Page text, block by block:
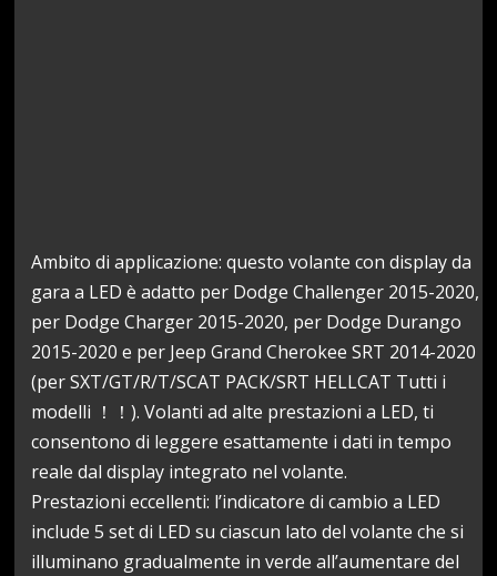
Ambito di applicazione: questo volante con display da
gara a LED è adatto per Dodge Challenger 2015-2020,
per Dodge Charger 2015-2020, per Dodge Durango
2015-2020 e per Jeep Grand Cherokee SRT 2014-2020
(per SXT/GT/R/T/SCAT PACK/SRT HELLCAT Tutti i
modelli ！！). Volanti ad alte prestazioni a LED, ti
consentono di leggere esattamente i dati in tempo
reale dal display integrato nel volante.
Prestazioni eccellenti: l’indicatore di cambio a LED
include 5 set di LED su ciascun lato del volante che si
illuminano gradualmente in verde all’aumentare del